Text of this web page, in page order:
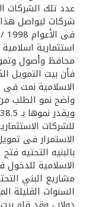
شركات ليواصل
استثمارية
محافظ وأصول
فأن بيت التمويل
الاسلامية نمت
واضح نمو الطلب
الاستمرار فى
بالبنيه التحتيه
الاسلامية
مشاريع البني